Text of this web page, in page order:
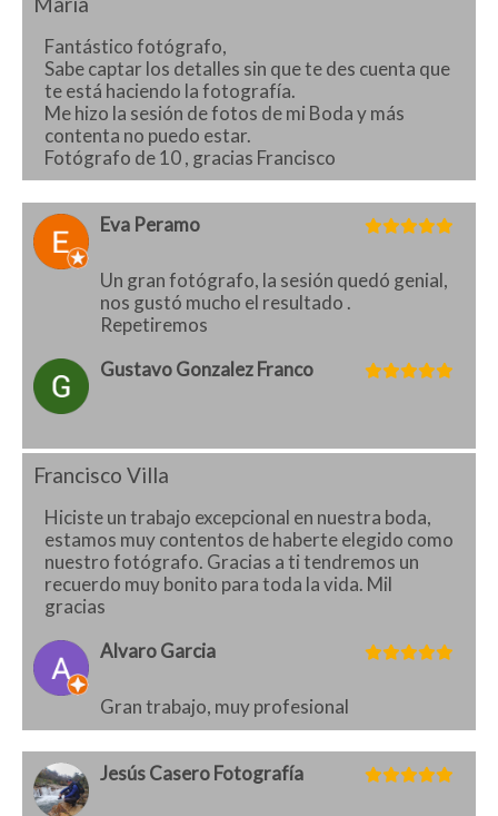
Fantástico fotógrafo,
Sabe captar los detalles sin que te des cuenta que
te está haciendo la fotografía.
Me hizo la sesión de fotos de mi Boda y más
contenta no puedo estar.
Fotógrafo de 10 , gracias Francisco
Eva Peramo
Un gran fotógrafo, la sesión quedó genial,
nos gustó mucho el resultado .
Repetiremos
Gustavo Gonzalez Franco
Francisco Villa
Hiciste un trabajo excepcional en nuestra boda,
estamos muy contentos de haberte elegido como
nuestro fotógrafo. Gracias a ti tendremos un
recuerdo muy bonito para toda la vida. Mil
gracias
Alvaro Garcia
Gran trabajo, muy profesional
Jesús Casero Fotografía